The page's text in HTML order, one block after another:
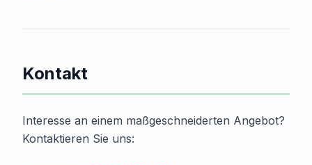
Kontakt
Interesse an einem maßgeschneiderten Angebot?
Kontaktieren Sie uns: